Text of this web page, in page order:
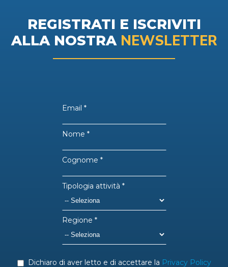
REGISTRATI E ISCRIVITI
ALLA NOSTRA NEWSLETTER